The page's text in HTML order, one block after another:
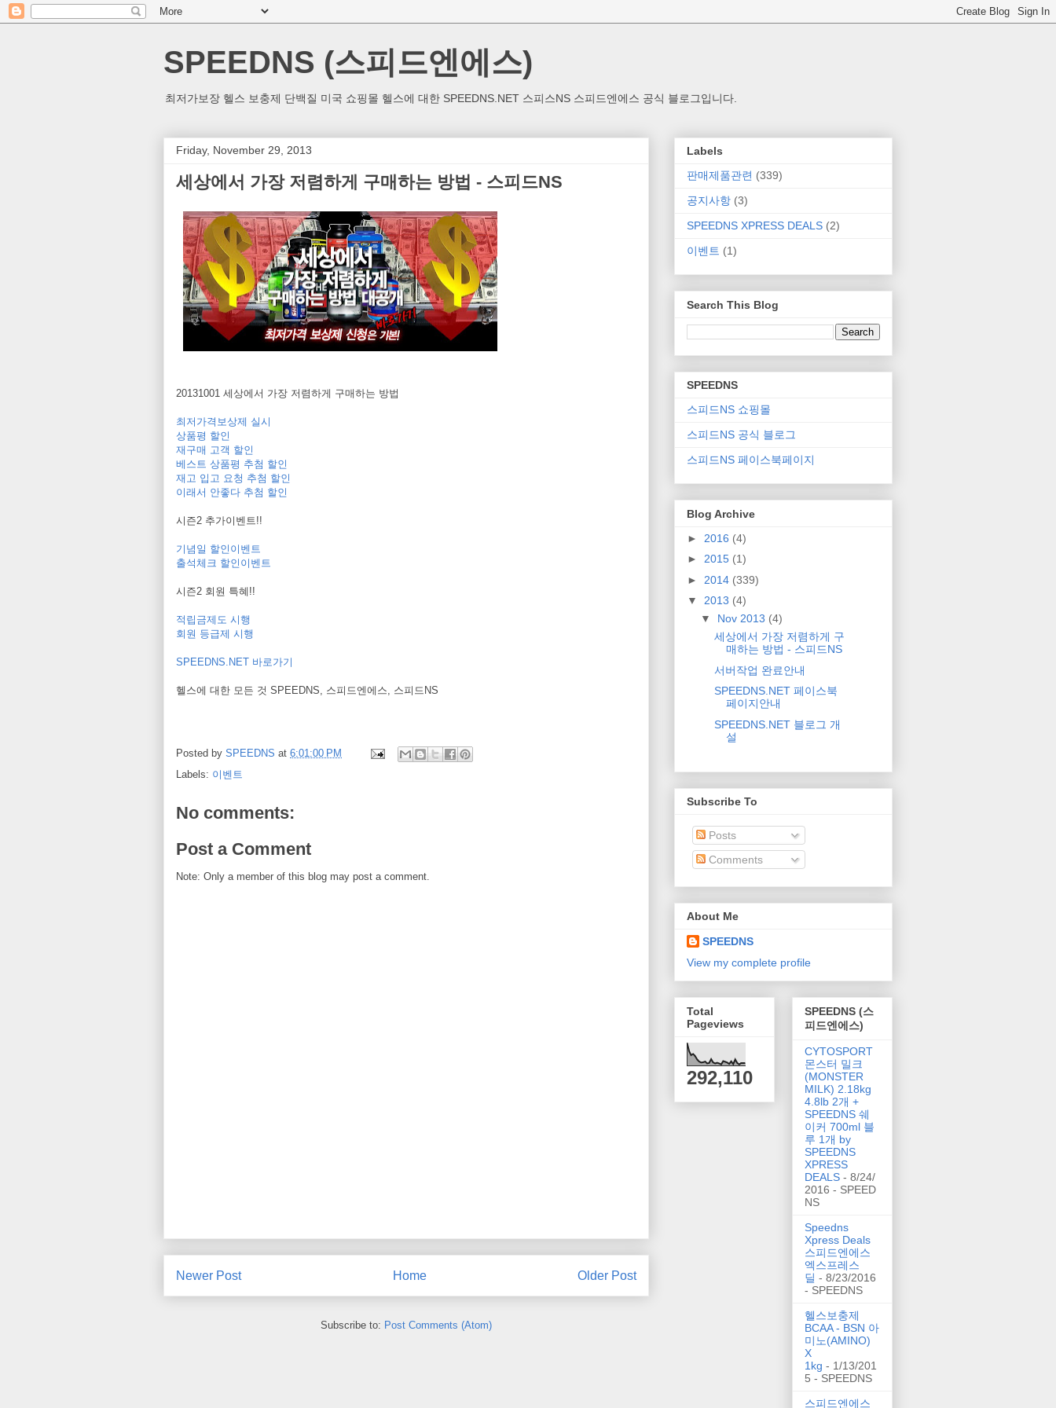
SPEEDNS (스피드엔에스)
최저가보장 헬스 보충제 단백질 미국 쇼핑몰 헬스에 대한 SPEEDNS.NET 스피스NS 스피드엔에스 공식 블로그입니다.
Friday, November 29, 2013
세상에서 가장 저렴하게 구매하는 방법 - 스피드NS
20131001 세상에서 가장 저렴하게 구매하는 방법
최저가격보상제 실시
상품평 할인
재구매 고객 할인
베스트 상품평 추첨 할인
재고 입고 요청 추첨 할인
이래서 안좋다 추첨 할인
시즌2 추가이벤트!!
기념일 할인이벤트
출석체크 할인이벤트
시즌2 회원 특혜!!
적립금제도 시행
회원 등급제 시행
SPEEDNS.NET 바로가기
헬스에 대한 모든 것 SPEEDNS, 스피드엔에스, 스피드NS
Posted by SPEEDNS at 6:01:00 PM
Labels: 이벤트
No comments:
Post a Comment
Note: Only a member of this blog may post a comment.
Newer Post Older Post
Home
Subscribe to: Post Comments (Atom)
Labels
판매제품관련 (339)
공지사항 (3)
SPEEDNS XPRESS DEALS (2)
이벤트 (1)
Search This Blog
SPEEDNS
스피드NS 쇼핑몰
스피드NS 공식 블로그
스피드NS 페이스북페이지
Blog Archive
► 2016 (4)
► 2015 (1)
► 2014 (339)
▼ 2013 (4)
▼ Nov 2013 (4)
세상에서 가장 저렴하게 구
매하는 방법 - 스피드NS
서버작업 완료안내
SPEEDNS.NET 페이스북
페이지안내
SPEEDNS.NET 블로그 개
설
Subscribe To
Posts
Comments
About Me
SPEEDNS
View my complete profile
Total
Pageviews
292,110
SPEEDNS (스
피드엔에스)
CYTOSPORT
몬스터 밀크
(MONSTER
MILK) 2.18kg
4.8lb 2개 +
SPEEDNS 쉐
이커 700ml 블
루 1개 by
SPEEDNS
XPRESS
DEALS - 8/24/
2016 - SPEED
NS
Speedns
Xpress Deals
스피드엔에스
엑스프레스
딜 - 8/23/2016
- SPEEDNS
헬스보충제
BCAA - BSN 아
미노(AMINO)
X
1kg - 1/13/201
5 - SPEEDNS
스피드엔에스